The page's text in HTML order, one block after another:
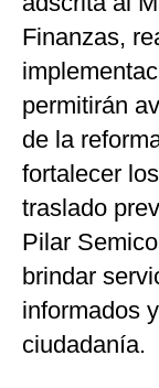
Finanzas,
permitirán
de la
fortalecer
traslado
Pilar
brindar
informados
ciudadanía.